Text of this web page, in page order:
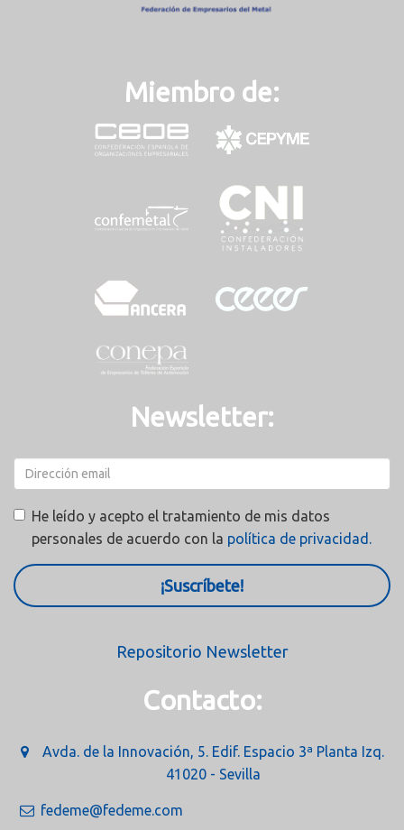
Miembro de:
Newsletter:
He leído y acepto el tratamiento de mis datos
personales de acuerdo con la política de privacidad.
¡Suscríbete!
Repositorio Newsletter
Contacto:
Avda. de la Innovación, 5. Edif. Espacio 3ª Planta Izq.
41020 - Sevilla
fedeme@fedeme.com